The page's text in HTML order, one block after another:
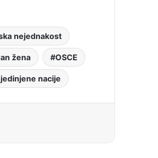
nejednakost
žena OSCE
nacije